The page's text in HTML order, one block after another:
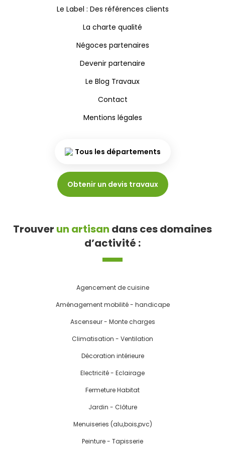
Le Label : Des références clients
La charte qualité
Négoces partenaires
Devenir partenaire
Le Blog Travaux
Contact
Mentions légales
Tous les départements
Obtenir un devis travaux
Trouver un artisan dans ces domaines
d’activité :
Agencement de cuisine
Aménagement mobilité - handicape
Ascenseur - Monte charges
Climatisation - Ventilation
Décoration intérieure
Electricité - Eclairage
Fermeture Habitat
Jardin - Clôture
Menuiseries (alu,bois,pvc)
Peinture - Tapisserie